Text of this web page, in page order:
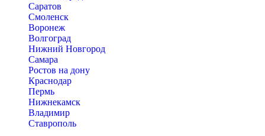
Саратов
Смоленск
Воронеж
Волгоград
Нижний Новгород
Самара
Ростов на дону
Краснодар
Пермь
Нижнекамск
Владимир
Ставрополь